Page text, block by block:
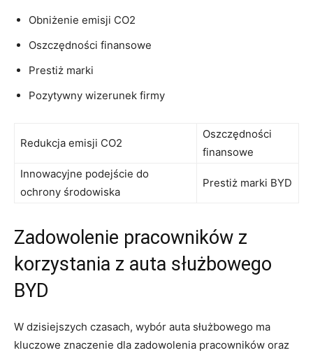
Obniżenie emisji CO2
Oszczędności finansowe
Prestiż marki
Pozytywny wizerunek firmy
Redukcja‍ emisji CO2
Oszczędności‌
finansowe
Innowacyjne podejście do
ochrony środowiska
Prestiż marki BYD
Zadowolenie pracowników z⁢
korzystania z auta służbowego
BYD
W⁢ dzisiejszych czasach, wybór auta służbowego ma
kluczowe znaczenie‍ dla zadowolenia pracowników‌ oraz